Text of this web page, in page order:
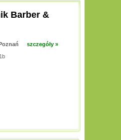
Barber &
szczegóły »